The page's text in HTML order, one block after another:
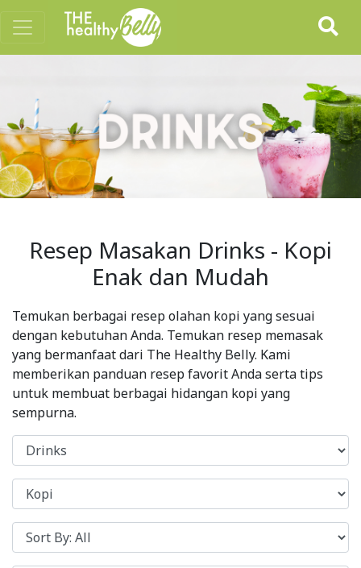
Resep Masakan Drinks - Kopi
Enak dan Mudah
Temukan berbagai resep olahan kopi yang sesuai
dengan kebutuhan Anda. Temukan resep memasak
yang bermanfaat dari The Healthy Belly. Kami
memberikan panduan resep favorit Anda serta tips
untuk membuat berbagai hidangan kopi yang
sempurna.